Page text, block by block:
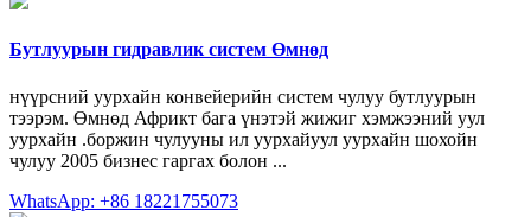
Бутлуурын гидравлик систем Өмнөд
нүүрсний уурхайн конвейерийн систем чулуу бутлуурын
тээрэм. Өмнөд Африкт бага үнэтэй жижиг хэмжээний уул
уурхайн .боржин чулууны ил уурхайуул уурхайн шохойн
чулуу 2005 бизнес гаргах болон ...
WhatsApp: +86 18221755073